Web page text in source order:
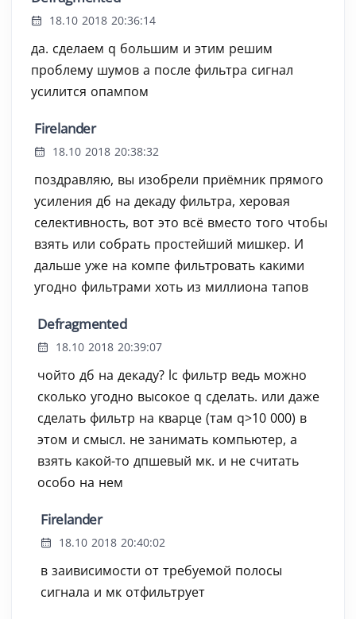
18.10 2018 20:36:14
да. сделаем q большим и этим решим
проблему шумов а после фильтра сигнал
усилится опампом
Firelander
18.10 2018 20:38:32
поздравляю, вы изобрели приёмник прямого
усиления дб на декаду фильтра, херовая
селективность, вот это всё вместо того чтобы
взять или собрать простейший мишкер. И
дальше уже на компе фильтровать какими
угодно фильтрами хоть из миллиона тапов
Defragmented
18.10 2018 20:39:07
чойто дб на декаду? lc фильтр ведь можно
сколько угодно высокое q сделать. или даже
сделать фильтр на кварце (там q>10 000) в
этом и смысл. не занимать компьютер, а
взять какой-то дпшевый мк. и не считать
особо на нем
Firelander
18.10 2018 20:40:02
в заивисимости от требуемой полосы
сигнала и мк отфильтрует